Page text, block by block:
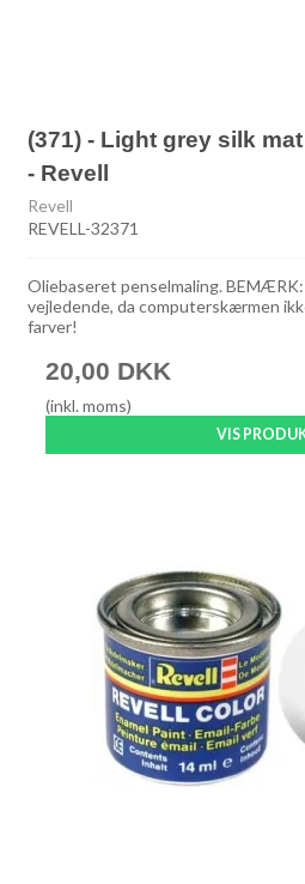
(371) - Light grey silk
- Revell
Revell
REVELL-32371
Oliebaseret penselmaling.
vejledende, da computerskærmen
farver!
20,00 DKK
(inkl. moms)
VIS